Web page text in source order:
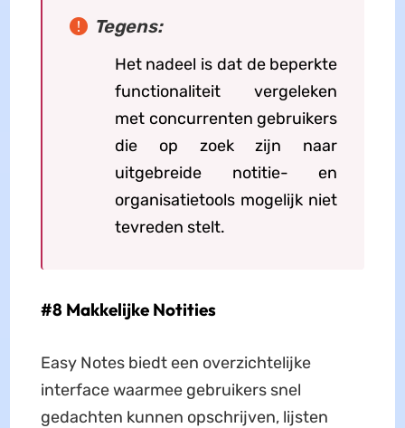
Tegens:
Het nadeel is dat de beperkte
functionaliteit vergeleken
met concurrenten gebruikers
die op zoek zijn naar
uitgebreide notitie- en
organisatietools mogelijk niet
tevreden stelt.
#8 Makkelijke Notities
Easy Notes biedt een overzichtelijke
interface waarmee gebruikers snel
gedachten kunnen opschrijven, lijsten